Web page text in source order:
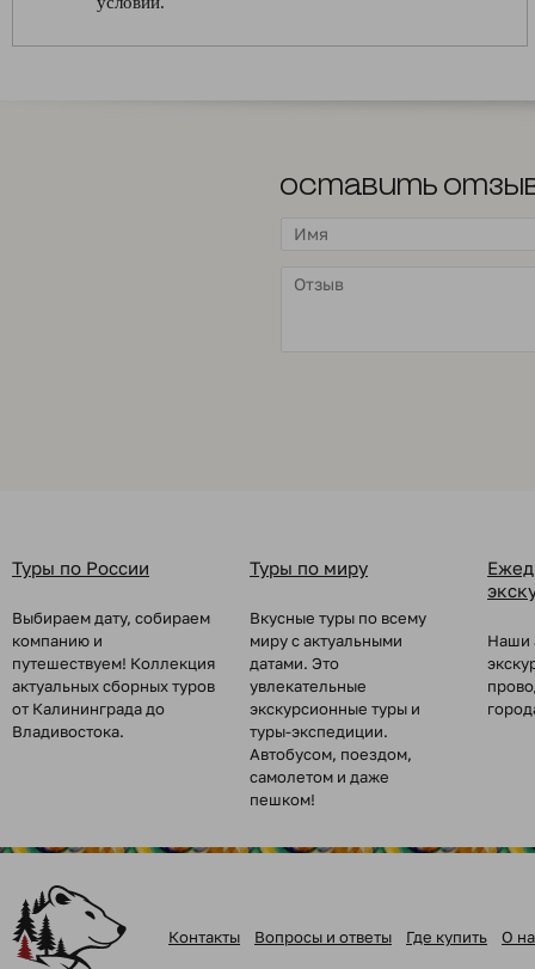
Оставить
Туры по России
Выбираем дату, собираем
компанию и
путешествуем! Коллекция
актуальных сборных туров
от Калининграда до
Владивостока.
Туры по миру
Вкусные туры по всему
миру с актуальными
датами. Это
увлекательные
экскурсионные туры и
туры-экспедиции.
Автобусом, поездом,
самолетом и даже
пешком!
Наши
Контакты Вопросы и ответы Где купить О